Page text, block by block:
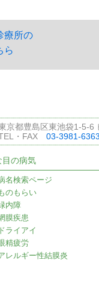
療所の
ら
京都豊島区東池袋1-5-6
・FAX 03-3981-6363
目の病気
名検索ページ
のもらい
内障
膜疾患
ドライアイ
精疲労
レルギー性結膜炎